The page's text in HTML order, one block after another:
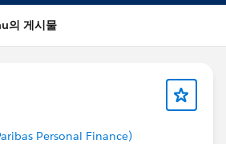
의 게시물
Personal Finance)